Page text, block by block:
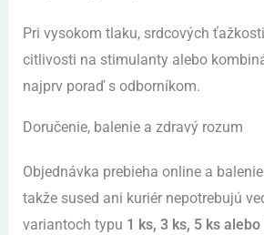
Pri vysokom tlaku, srdcových
citlivosti na stimulanty alebo
najprv poraď s odborníkom.
Doručenie, balenie a zdravý rozum
Objednávka prebieha online a
takže sused ani kuriér nepotrebujú
variantoch typu 1 ks, 3 ks, 5 ks alebo